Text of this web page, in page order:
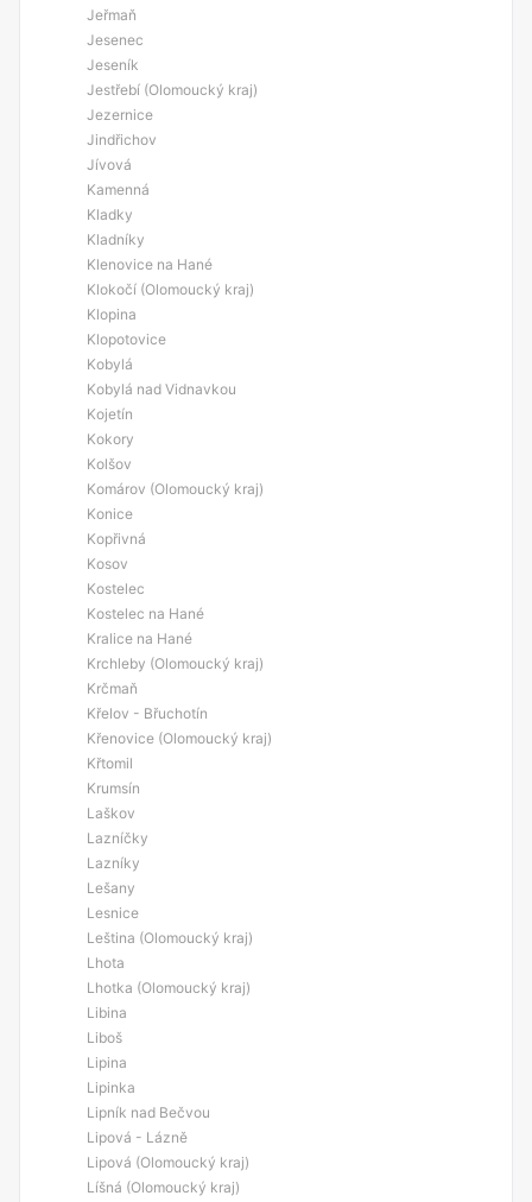
Jeřmaň
Jesenec
Jeseník
Jestřebí (Olomoucký kraj)
Jezernice
Jindřichov
Jívová
Kamenná
Kladky
Kladníky
Klenovice na Hané
Klokočí (Olomoucký kraj)
Klopina
Klopotovice
Kobylá
Kobylá nad Vidnavkou
Kojetín
Kokory
Kolšov
Komárov (Olomoucký kraj)
Konice
Kopřivná
Kosov
Kostelec
Kostelec na Hané
Kralice na Hané
Krchleby (Olomoucký kraj)
Krčmaň
Křelov - Břuchotín
Křenovice (Olomoucký kraj)
Křtomil
Krumsín
Laškov
Lazníčky
Lazníky
Lešany
Lesnice
Leština (Olomoucký kraj)
Lhota
Lhotka (Olomoucký kraj)
Libina
Liboš
Lipina
Lipinka
Lipník nad Bečvou
Lipová - Lázně
Lipová (Olomoucký kraj)
Líšná (Olomoucký kraj)